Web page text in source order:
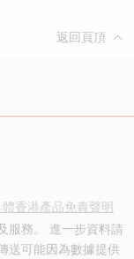
返回頁頂
體香港產品免責聲明
服務。 進一步資料請
送可能因為數據提供